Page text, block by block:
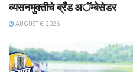
व्यसनमुक्तीचे ब्रँड अॅम्बेसेडर
AUGUST 6, 2026